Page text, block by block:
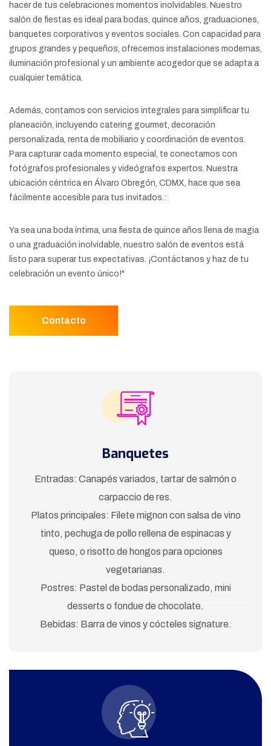
hacer de tus celebraciones momentos inolvidables. Nuestro
salón de fiestas es ideal para bodas, quince años, graduaciones,
banquetes corporativos y eventos sociales. Con capacidad para
grupos grandes y pequeños, ofrecemos instalaciones modernas,
iluminación profesional y un ambiente acogedor que se adapta a
cualquier temática.
Además, contamos con servicios integrales para simplificar tu
planeación, incluyendo catering gourmet, decoración
personalizada, renta de mobiliario y coordinación de eventos.
Para capturar cada momento especial, te conectamos con
fotógrafos profesionales y videógrafos expertos. Nuestra
ubicación céntrica en Álvaro Obregón, CDMX, hace que sea
fácilmente accesible para tus invitados.:
Ya sea una boda íntima, una fiesta de quince años llena de magia
o una graduación inolvidable, nuestro salón de eventos está
listo para superar tus expectativas. ¡Contáctanos y haz de tu
celebración un evento único!"
Contacto
Banquetes
Entradas: Canapés variados, tartar de salmón o
carpaccio de res.
Platos principales: Filete mignon con salsa de vino
tinto, pechuga de pollo rellena de espinacas y
queso, o risotto de hongos para opciones
vegetarianas.
Postres: Pastel de bodas personalizado, mini
desserts o fondue de chocolate.
Bebidas: Barra de vinos y cócteles signature.